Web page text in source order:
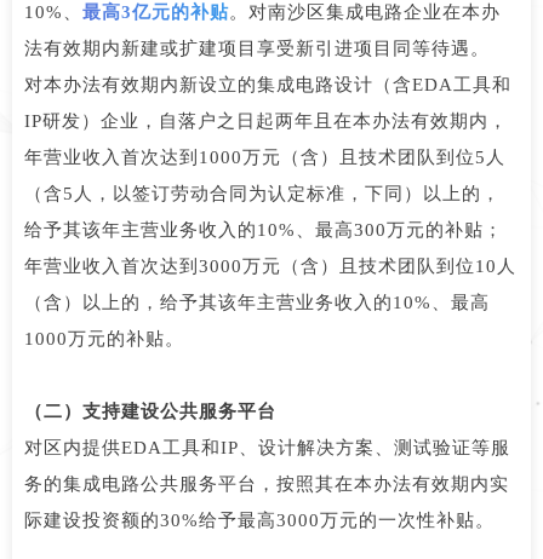
10%、 最高3亿元的补贴。对南沙区集成电路企业在本办
法有效期内新建或扩建项目享受新引进项目同等待遇。
对本办法有效期内新设立的集成电路设计（含EDA工具和
IP研发）企业，自落户之日起两年且在本办法有效期内，
年营业收入首次达到1000万元（含）且技术团队到位5人
（含5人，以签订劳动合同为认定标准，下同）以上的，
给予其该年主营业务收入的10%、最高300万元的补贴；
年营业收入首次达到3000万元（含）且技术团队到位10人
（含）以上的，给予其该年主营业务收入的10%、最高
1000万元的补贴。
（二）支持建设公共服务平台
对区内提供EDA工具和IP、设计解决方案、测试验证等服
务的集成电路公共服务平台，按照其在本办法有效期内实
际建设投资额的30%给予最高3000万元的一次性补贴。